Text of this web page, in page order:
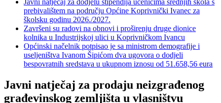
Javni natječaj za dodjelu stipendija učenicima srednjih škola s
prebivalištem na području Općine Koprivnički Ivanec za
školsku godinu 2026./2027.
Završeni su radovi na obnovi i proširenju druge dionice
kolnika u Industrijskoj ulici u Koprivničkom Ivancu
Općinski načelnik potpisao je sa ministrom demografije i
useljeništva Ivanom Šipićom dva ugovora o dodjeli
bespovratnih sredstava u ukupnom iznosu od 51.658,56 eura
Javni natječaj za prodaju neizgrađenog
građevinskog zemljišta u vlasništvu